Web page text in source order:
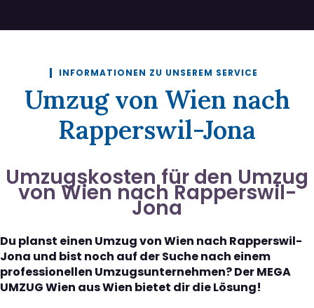
INFORMATIONEN ZU UNSEREM SERVICE
Umzug von Wien nach
Rapperswil-Jona
Umzugskosten für den Umzug
von Wien nach Rapperswil-
Jona
Du planst einen Umzug von Wien nach Rapperswil-
Jona und bist noch auf der Suche nach einem
professionellen Umzugsunternehmen? Der MEGA
UMZUG Wien aus Wien bietet dir die Lösung!